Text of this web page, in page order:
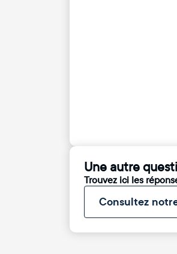
Une autre
Trouvez ici les
Consultez